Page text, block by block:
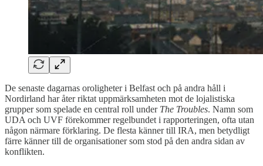
De senaste dagarnas oroligheter i Belfast och på andra håll i
Nordirland har åter riktat uppmärksamheten mot de lojalistiska
grupper som spelade en central roll under The Troubles. Namn som
UDA och UVF förekommer regelbundet i rapporteringen, ofta utan
någon närmare förklaring. De flesta känner till IRA, men betydligt
färre känner till de organisationer som stod på den andra sidan av
konflikten.